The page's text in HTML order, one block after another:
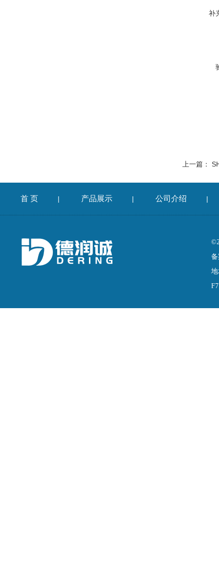
补
上一篇：
首 页 | 产品展示 | 公司介绍 |
备